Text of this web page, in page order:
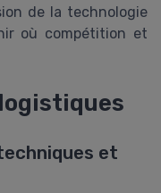
de la technologie
où compétition et
et